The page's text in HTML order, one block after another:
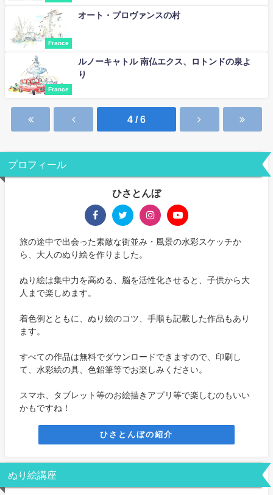
France
オート・プロヴァンスの村
France
ルノーキャトル 南仏エクス、ロトンドの泉よ
り
4 / 6
プロフィール
ひさとんぼ
旅の途中で出会った素敵な街並み・風景の水彩スケッチか
ら、大人のぬり絵を作りました。
ぬり絵は集中力を高める、脳を活性化させると、子供から大
人まで楽しめます。
着色例とともに、ぬり絵のコツ、手順も記載した作品もあり
ます。
すべての作品は無料でダウンロードできますので、印刷し
て、水彩絵の具、色鉛筆等でお楽しみください。
スマホ、タブレット等のお絵描きアプリ等で楽しむのもいい
かもですね！
ひさとんぼの紹介
ぬり絵講座